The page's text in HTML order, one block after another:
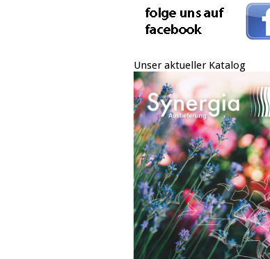
Unser aktueller Katalog